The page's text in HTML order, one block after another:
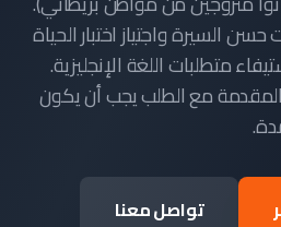
السيرة واجتياز اختبار الحياة
متطلبات اللغة الإنجليزية.
المقدمة مع الطلب يجب أن يكون
تواصل معنا